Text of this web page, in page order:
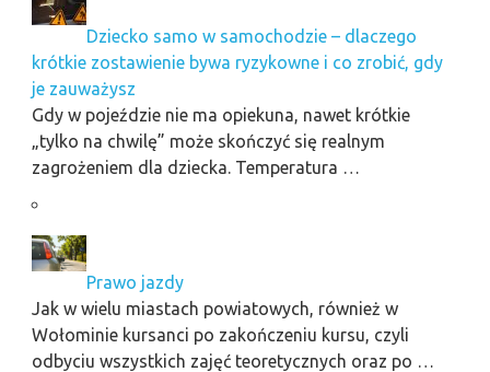
Dziecko samo w samochodzie – dlaczego
krótkie zostawienie bywa ryzykowne i co zrobić, gdy
je zauważysz
Gdy w pojeździe nie ma opiekuna, nawet krótkie
„tylko na chwilę” może skończyć się realnym
zagrożeniem dla dziecka. Temperatura …
Prawo jazdy
Jak w wielu miastach powiatowych, również w
Wołominie kursanci po zakończeniu kursu, czyli
odbyciu wszystkich zajęć teoretycznych oraz po …